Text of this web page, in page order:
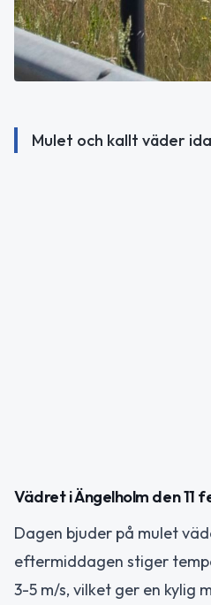
Mulet och kallt väder
Vädret i Ängelholm den 11
Dagen bjuder på mulet
eftermiddagen stiger
3-5 m/s, vilket ger en kylig